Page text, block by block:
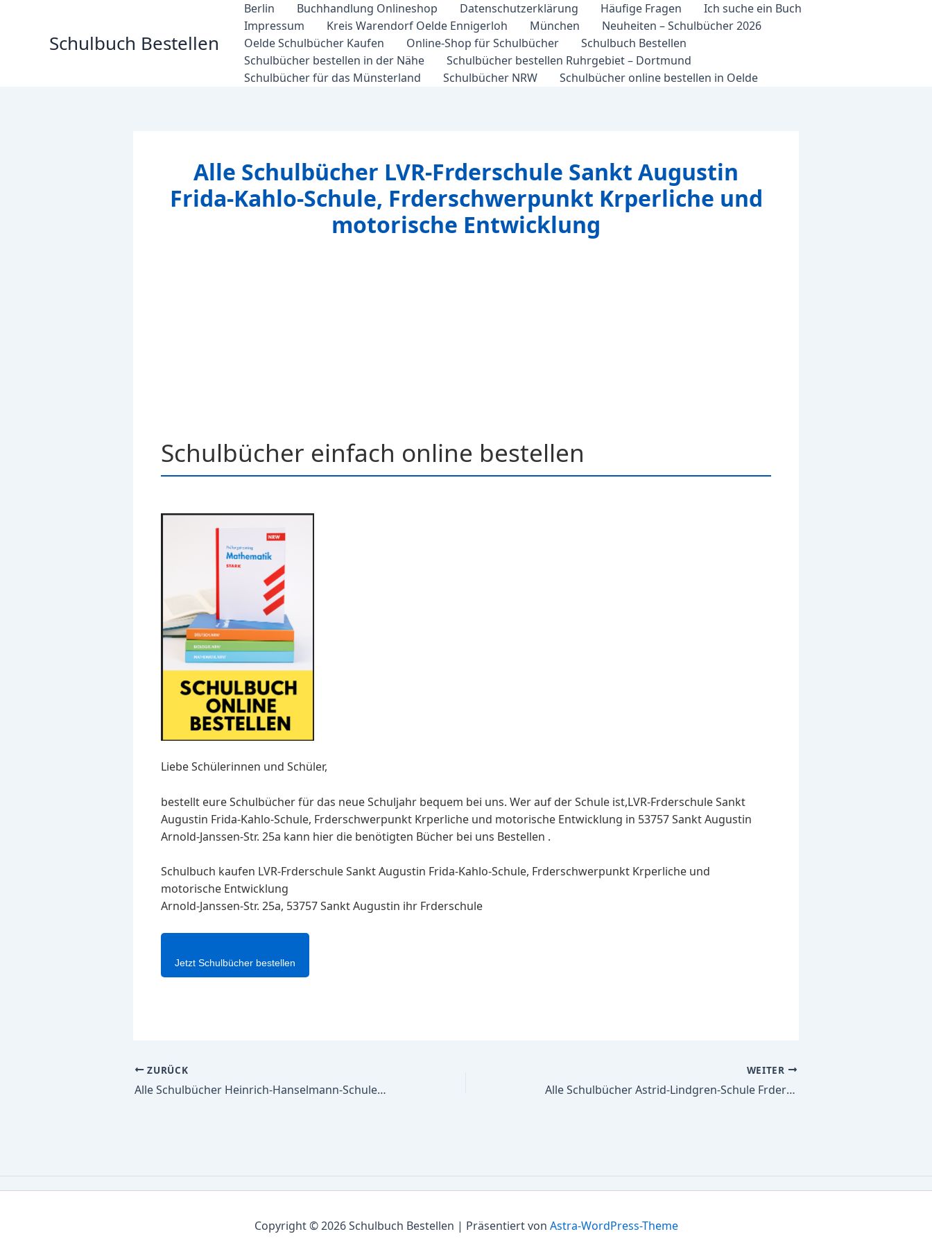
Schulbuch Bestellen
Berlin Buchhandlung Onlineshop Datenschutzerklärung Häufige Fragen
Ich suche ein Buch
Impressum
Kreis Warendorf Oelde Ennigerloh München
Neuheiten – Schulbücher 2026
Oelde Schulbücher Kaufen
Online-Shop für Schulbücher
Schulbuch Bestellen
Schulbücher bestellen in der Nähe
Schulbücher bestellen Ruhrgebiet – Dortmund
Schulbücher für das Münsterland
Schulbücher NRW Schulbücher online bestellen in Oelde
Alle Schulbücher LVR-Frderschule Sankt Augustin
Frida-Kahlo-Schule, Frderschwerpunkt Krperliche und
motorische Entwicklung
Schulbücher einfach online bestellen
Liebe Schülerinnen und Schüler,
bestellt eure Schulbücher für das neue Schuljahr bequem bei uns. Wer auf der Schule ist,LVR-Frderschule Sankt
Augustin Frida-Kahlo-Schule, Frderschwerpunkt Krperliche und motorische Entwicklung in 53757 Sankt Augustin
Arnold-Janssen-Str. 25a kann hier die benötigten Bücher bei uns Bestellen .
Schulbuch kaufen LVR-Frderschule Sankt Augustin Frida-Kahlo-Schule, Frderschwerpunkt Krperliche und
motorische Entwicklung
Arnold-Janssen-Str. 25a, 53757 Sankt Augustin ihr Frderschule
Jetzt Schulbücher bestellen
ZURÜCK
Alle Schulbücher Heinrich-Hanselmann-Schule Frderschule des Rhein-Sieg-Kreises Frderschwerpunkt Geistige Entwicklung
WEITER
Alle Schulbücher Astrid-Lindgren-Schule Frderschule mit den Frderschwerpunkten Lernen,Emotionale u.soz. Entw. u.Sprache
Copyright © 2026 Schulbuch Bestellen | Präsentiert von Astra-WordPress-Theme